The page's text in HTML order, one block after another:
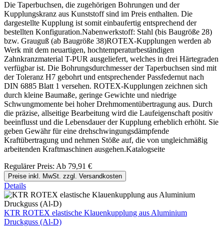
Die Taperbuchsen, die zugehörigen Bohrungen und der
Kupplungskranz aus Kunststoff sind im Preis enthalten. Die
dargestellte Kupplung ist somit einbaufertig entsprechend der
bestellten Konfiguration.Nabenwerkstoff: Stahl (bis Baugröße 28)
bzw. Grauguß (ab Baugröße 38)ROTEX-Kupplungen werden ab
Werk mit dem neuartigen, hochtemperaturbeständigen
Zahnkranzmaterial T-PUR ausgeliefert, welches in drei Härtegraden
verfügbar ist. Die Bohrungsdurchmesser der Taperbuchsen sind mit
der Toleranz H7 gebohrt und entsprechender Passfedernut nach
DIN 6885 Blatt 1 versehen. ROTEX-Kupplungen zeichnen sich
durch kleine Baumaße, geringe Gewichte und niedrige
Schwungmomente bei hoher Drehmomentübertragung aus. Durch
die präzise, allseitige Bearbeitung wird die Laufeigenschaft positiv
beeinflusst und die Lebensdauer der Kupplung erheblich erhöht. Sie
geben Gewähr für eine drehschwingungsdämpfende
Kraftübertragung und nehmen Stöße auf, die von ungleichmäßig
arbeitenden Kraftmaschinen ausgehen.Katalogseite
Regulärer Preis: Ab 79,91 €
Preise inkl. MwSt. zzgl. Versandkosten
Details
KTR ROTEX elastische Klauenkupplung aus Aluminium
Druckguss (Al-D)